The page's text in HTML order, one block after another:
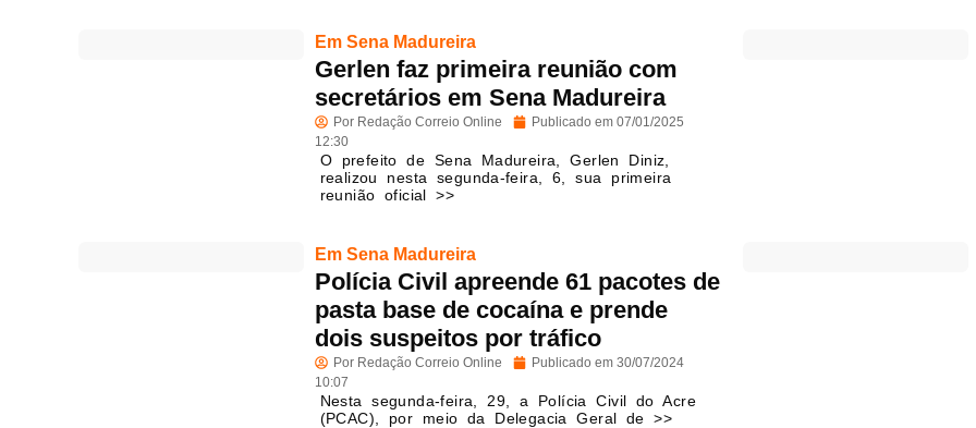
Em Sena Madureira
Gerlen faz primeira reunião com
secretários em Sena Madureira
Por Redação Correio Online Publicado em 07/01/2025
12:30
O prefeito de Sena Madureira, Gerlen Diniz,
realizou nesta segunda-feira, 6, sua primeira
reunião oficial >>
Em Sena Madureira
Polícia Civil apreende 61 pacotes de
pasta base de cocaína e prende
dois suspeitos por tráfico
Por Redação Correio Online Publicado em 30/07/2024
10:07
Nesta segunda-feira, 29, a Polícia Civil do Acre
(PCAC), por meio da Delegacia Geral de >>